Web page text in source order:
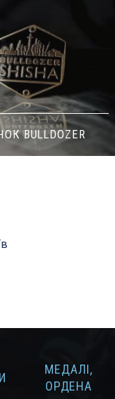
BULLDOZER
МЕДАЛІ,
ОРДЕНА